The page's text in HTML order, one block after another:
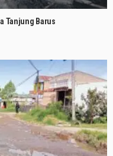
Tanjung Barus